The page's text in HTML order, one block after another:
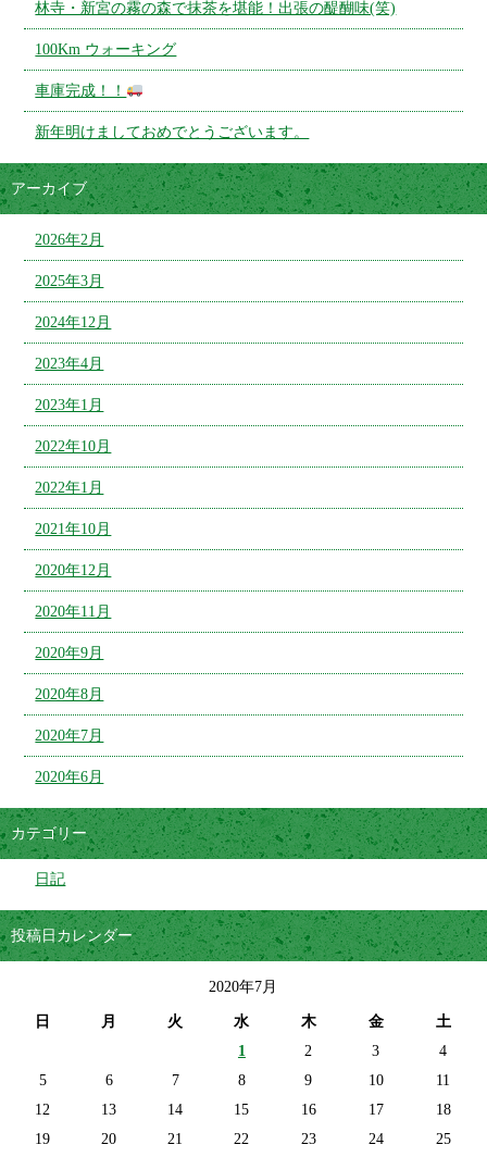
林寺・新宮の霧の森で抹茶を堪能！出張の醍醐味(笑)
100Km ウォーキング
車庫完成！！
新年明けましておめでとうございます。
アーカイブ
2026年2月
2025年3月
2024年12月
2023年4月
2023年1月
2022年10月
2022年1月
2021年10月
2020年12月
2020年11月
2020年9月
2020年8月
2020年7月
2020年6月
カテゴリー
日記
投稿日カレンダー
2020年7月
日 月 火 水 木 金
土
1
2 3
4
5
6 7 8 9 10
11
12
13 14 15 16 17
18
19
20 21 22 23 24 25